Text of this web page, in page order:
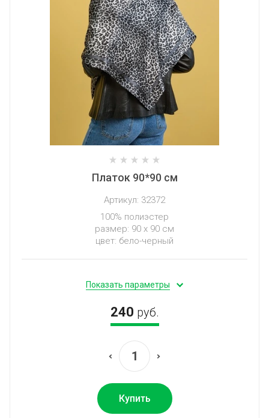
Платок 90*90 см
Артикул: 32372
100% полиэстер
размер: 90 х 90 см
цвет: бело-черный
Показать параметры
240 руб.
Купить